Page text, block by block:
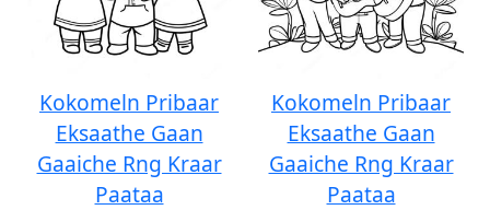
Kokomeln Pribaar
Eksaathe Gaan
Gaaiche Rng Kraar
Paataa
Kokomeln Pribaar
Eksaathe Gaan
Gaaiche Rng Kraar
Paataa